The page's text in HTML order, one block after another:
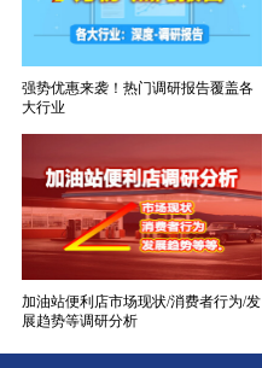
强势优惠来袭！热门调研报告覆盖各
大行业
加油站便利店市场现状/消费者行为/发
展趋势等调研分析